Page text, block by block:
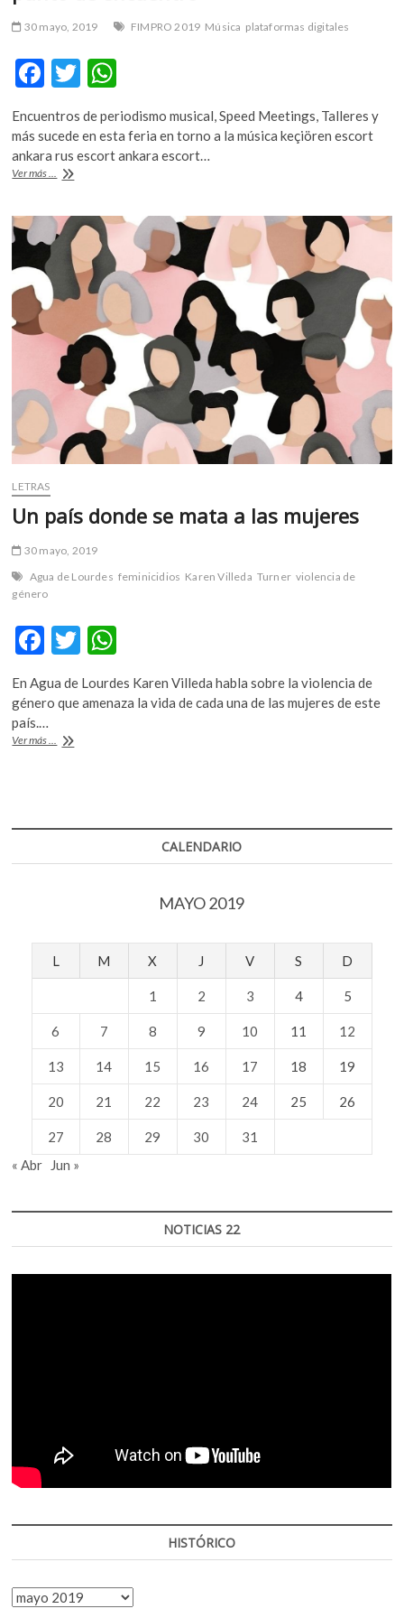
30 mayo, 2019 FIMPRO 2019 Música plataformas digitales
F
ac
e
b
o
o
k
T
w
itt
er
h
at
s
p
Encuentros de periodismo musical, Speed Meetings, Talleres y
más sucede en esta feria en torno a la música keçiören escort
ankara rus escort ankara escort…
Ver más ...
FIMPRO
de
promoción
punto
encuentro
LETRAS
Un país donde se mata a las mujeres
30 mayo, 2019
Agua de Lourdes feminicidios Karen Villeda Turner violencia de
género
F
ac
e
b
o
T
w
itt at
En Agua de Lourdes Karen Villeda habla sobre la violencia de
género que amenaza la vida de cada una de las mujeres de este
país.…
Ver más ... Un
CALENDARIO
MAYO 2019
L M X J V S D
1 2 3 4 5
6 7 8 9 10 11 12
13 14 15 16 17 18 19
20 21 22 23 24 25 26
27 28 29 30
31
« Abr
Jun »
NOTICIAS 22
HISTÓRICO
HISTÓRICO